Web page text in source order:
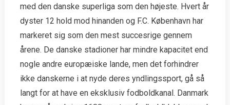
med den danske superliga som den højeste. Hvert år
dyster 12 hold mod hinanden og F.C. København har
markeret sig som den mest succesrige gennem
årene. De danske stadioner har mindre kapacitet end
nogle andre europæiske lande, men det forhindrer
ikke danskerne i at nyde deres yndlingssport, gå så
langt for at have en eksklusiv fodboldkanal. Danmark